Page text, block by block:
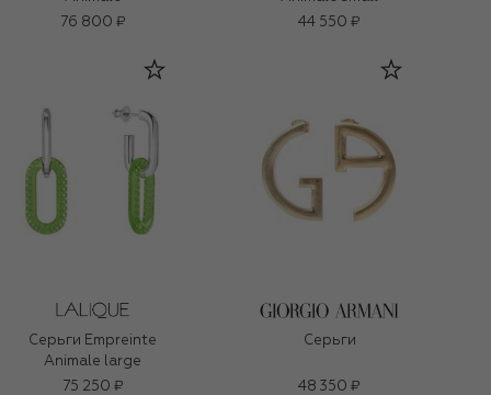
76 800 ₽
44 550 ₽
Серьги Empreinte
Animale large
75 250 ₽
Серьги
48 350 ₽